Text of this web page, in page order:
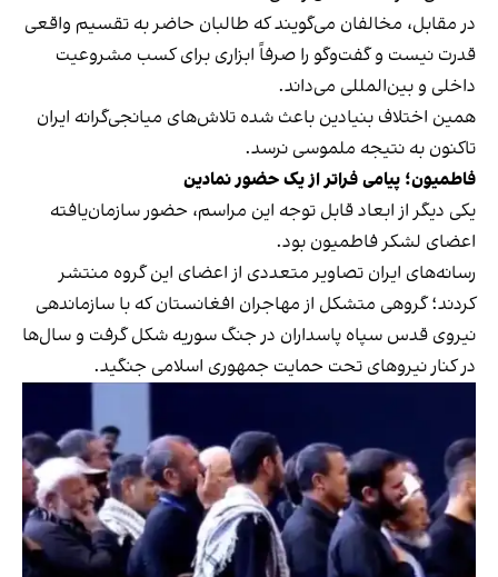
در مقابل، مخالفان می‌گویند که طالبان حاضر به تقسیم واقعی
قدرت نیست و گفت‌وگو را صرفاً ابزاری برای کسب مشروعیت
داخلی و بین‌المللی می‌داند.
همین اختلاف بنیادین باعث شده تلاش‌های میانجی‌گرانه ایران
تاکنون به نتیجه ملموسی نرسد.
فاطمیون؛ پیامی فراتر از یک حضور نمادین
یکی دیگر از ابعاد قابل توجه این مراسم، حضور سازمان‌یافته
اعضای لشکر فاطمیون بود.
رسانه‌های ایران تصاویر متعددی از اعضای این گروه منتشر
کردند؛ گروهی متشکل از مهاجران افغانستان که با سازماندهی
نیروی قدس سپاه پاسداران در جنگ سوریه شکل گرفت و سال‌ها
در کنار نیروهای تحت حمایت جمهوری اسلامی جنگید.